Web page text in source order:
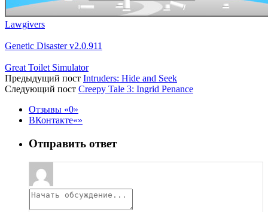
Lawgivers
Genetic Disaster v2.0.911
Great Toilet Simulator
Предыдущий пост Intruders: Hide and Seek
Следующий пост Creepy Tale 3: Ingrid Penance
Отзывы
0
ВКонтакте
Отправить ответ